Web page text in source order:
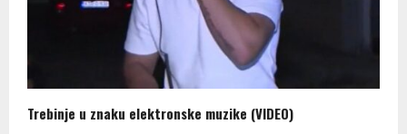
Trebinje u znaku elektronske muzike (VIDEO)